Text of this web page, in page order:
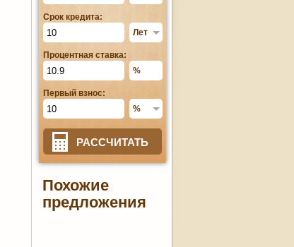
Срок кредита:
Процентная ставка:
Первый взнос:
РАССЧИТАТЬ
Похожие
предложения